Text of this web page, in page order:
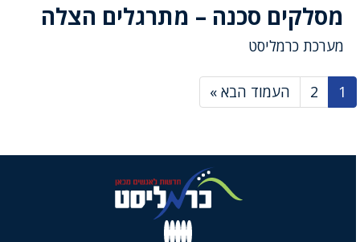
מסלקים סכנה – מתרגלים הצלה
מערכת כרמליסט
1
2 העמוד הבא »